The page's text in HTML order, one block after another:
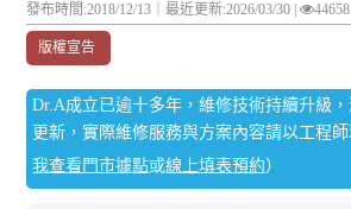
發布時間:2018/12/13｜最近更新:2026/03/30 | 44658
版權宣告
Dr.A成立已逾十多年，維修技術持續升級
更新，實際維修服務與方案內容請以工程
我查看門市據點或線上填表預約）